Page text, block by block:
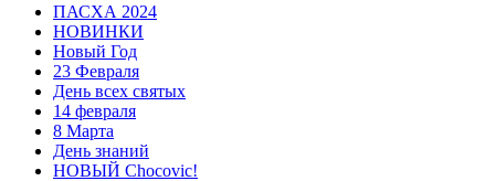
ПАСХА 2024
НОВИНКИ
Новый Год
23 Февраля
День всех святых
14 февраля
8 Марта
День знаний
НОВЫЙ Chocovic!